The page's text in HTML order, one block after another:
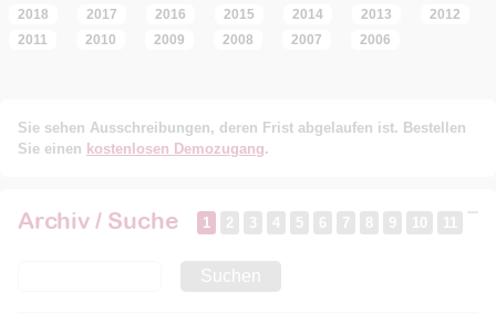
2018
2017 2016 2015 2014 2013
2012
2011
2010 2009 2008 2007 2006
Sie sehen Ausschreibungen, deren Frist abgelaufen ist. Bestellen
Sie einen kostenlosen Demozugang.
Archiv / Suche 1 2 3 4 5 6 7 8 9 10 11
Suchen